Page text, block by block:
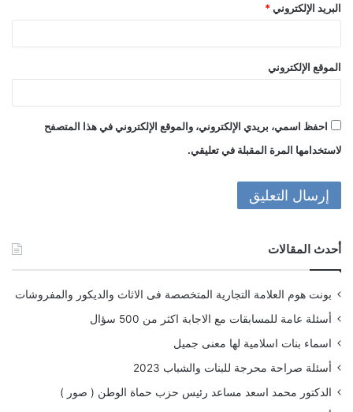
البريد الإلكتروني *
الموقع الإلكتروني
احفظ اسمي، بريدي الإلكتروني، والموقع الإلكتروني في هذا المتصفح
لاستخدامها المرة المقبلة في تعليقي.
أحدث المقالات
بونت هوم العلامة التجارية المتخصصة فى الاثاث والديكور والمفروشات
أسئلة عامة للمسابقات مع الاجابة اكثر من 500 سؤال
اسماء بنات اسلامية لها معنى جميل
أسئلة صراحة محرجة للبنات والشباب 2023
الدكتور محمد اسعد مساعد رئيس حزب حماة الوطن ( صور )